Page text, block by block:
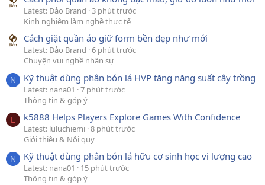
Latest: Đảo Brand 3 phút trước
Kinh nghiệm làm nghề thực tế
Cách giặt quần áo giữ form bền đẹp như mới
Latest: Đảo Brand 6 phút trước
Chuyện vui nghề nhân sự
N Kỹ thuật dùng phân bón lá HVP tăng năng suất cây trồng
Latest: nana01
7 phút trước
Thông tin & góp ý
L k5888 Helps Players Explore Games With Confidence
Latest: luluchiemi 8 phút trước
Giới thiệu & Nội quy
N Kỹ thuật dùng phân bón lá hữu cơ sinh học vi lượng cao
Latest: nana01
15 phút trước
Thông tin & góp ý